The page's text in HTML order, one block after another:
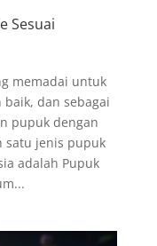
Sesuai
memadai untuk
dan sebagai
pupuk dengan
satu jenis pupuk
adalah Pupuk